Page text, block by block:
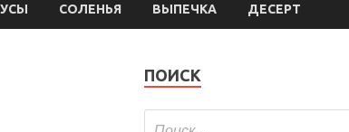
СОЛЕНЬЯ ВЫПЕЧКА ДЕСЕРТ
ПОИСК